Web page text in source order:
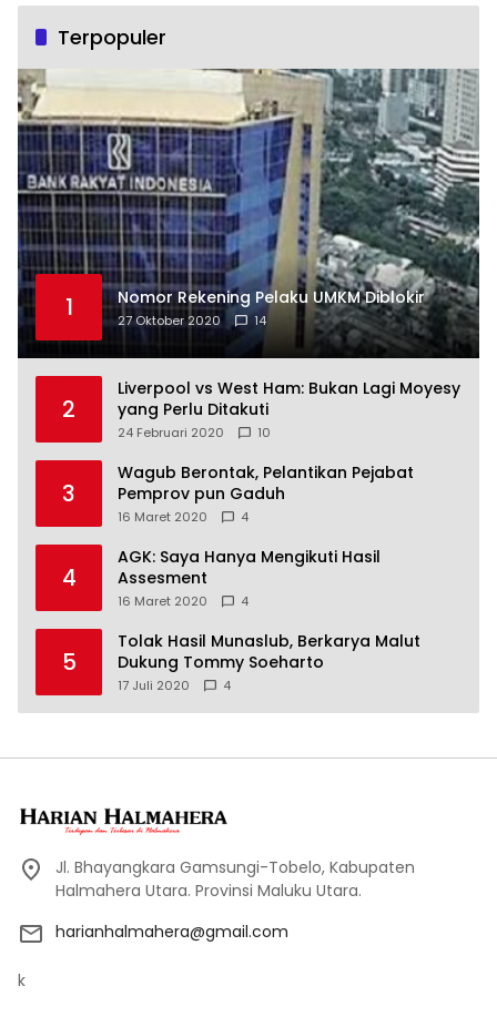
Terpopuler
1 Nomor Rekening Pelaku UMKM Diblokir
27 Oktober 2020 14
2
Liverpool vs West Ham: Bukan Lagi Moyesy
yang Perlu Ditakuti
24 Februari 2020 10
3
Wagub Berontak, Pelantikan Pejabat
Pemprov pun Gaduh
16 Maret 2020 4
4
AGK: Saya Hanya Mengikuti Hasil
Assesment
16 Maret 2020 4
5
Tolak Hasil Munaslub, Berkarya Malut
Dukung Tommy Soeharto
17 Juli 2020 4
Jl. Bhayangkara Gamsungi-Tobelo, Kabupaten
Halmahera Utara. Provinsi Maluku Utara.
harianhalmahera@gmail.com
k